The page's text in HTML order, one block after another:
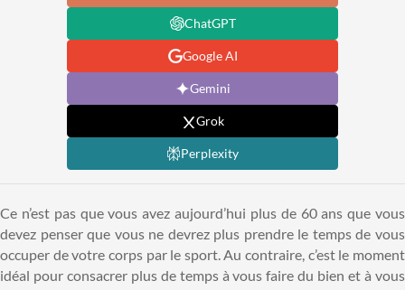
ChatGPT
Google AI
Gemini
Grok
Perplexity
Ce n’est pas que vous avez aujourd’hui plus de 60 ans que vous
devez penser que vous ne devrez plus prendre le temps de vous
occuper de votre corps par le sport. Au contraire, c’est le moment
idéal pour consacrer plus de temps à vous faire du bien et à vous